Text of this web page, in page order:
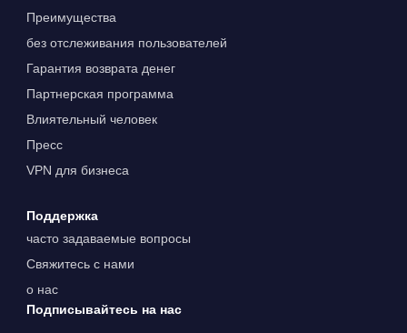
Преимущества
без отслеживания пользователей
Гарантия возврата денег
Партнерская программа
Влиятельный человек
Пресс
VPN для бизнеса
Поддержка
часто задаваемые вопросы
Свяжитесь с нами
о нас
Подписывайтесь на нас